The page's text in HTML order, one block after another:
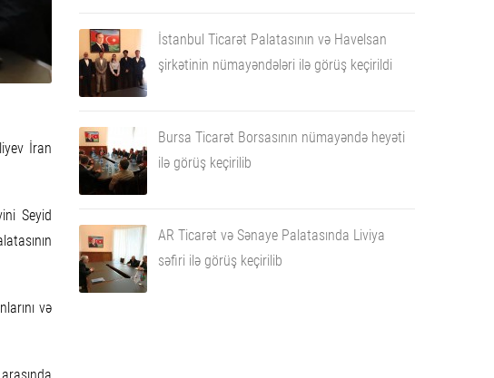
İran
Seyid
və
İstanbul Ticarət Palatasının və Havelsan
şirkətinin nümayəndələri ilə görüş keçirildi
Bursa Ticarət Borsasının nümayəndə heyəti
ilə görüş keçirilib
AR Ticarət və Sənaye Palatasında Liviya
səfiri ilə görüş keçirilib